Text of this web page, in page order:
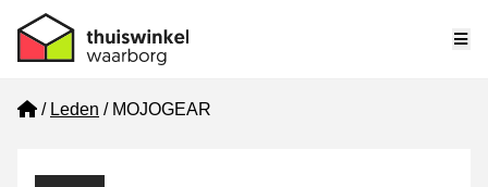
Home
Leden MOJOGEAR